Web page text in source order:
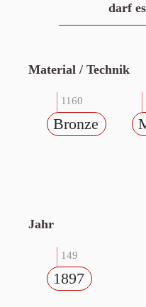
darf
Material / Technik
1160
Bronze
Jahr
149
1897